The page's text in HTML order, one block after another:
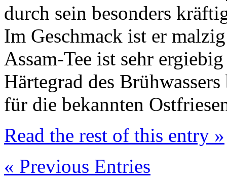
durch sein besonders
Im Geschmack ist er
Assam-Tee ist sehr
Härtegrad des
für die bekannten
Read the rest of this entry »
« Previous Entries